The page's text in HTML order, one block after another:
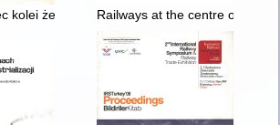
kolei żelaznych w PolsceRailways at the centre of a